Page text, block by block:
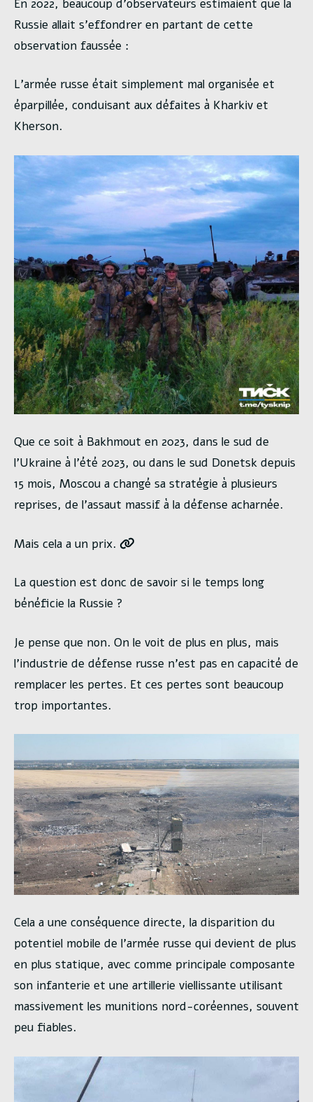
En 2022, beaucoup d’observateurs estimaient que la
Russie allait s’effondrer en partant de cette
observation faussée :
L’armée russe était simplement mal organisée et
éparpillée, conduisant aux défaites à Kharkiv et
Kherson.
Que ce soit à Bakhmout en 2023, dans le sud de
l’Ukraine à l’été 2023, ou dans le sud Donetsk depuis
15 mois, Moscou a changé sa stratégie à plusieurs
reprises, de l’assaut massif à la défense acharnée.
Mais cela a un prix.
La question est donc de savoir si le temps long
bénéficie la Russie ?
Je pense que non. On le voit de plus en plus, mais
l’industrie de défense russe n’est pas en capacité de
remplacer les pertes. Et ces pertes sont beaucoup
trop importantes.
Cela a une conséquence directe, la disparition du
potentiel mobile de l’armée russe qui devient de plus
en plus statique, avec comme principale composante
son infanterie et une artillerie viellissante utilisant
massivement les munitions nord-coréennes, souvent
peu fiables.